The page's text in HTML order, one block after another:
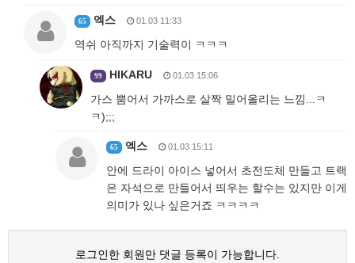
65 엑스 01.03 11:33
역쉬 아직까지 기술력이 ㅋㅋㅋ
99 HIKARU 01.03 15:06
가스 뿜어서 가까스로 살짝 밀어올리는 느낌...ㅋ
ㅋ);;;
65 엑스 01.03 15:11
안에 드라이 아이스 넣어서 초전도체 만들고 트랙
은 자석으로 만들어서 띄우는 할수는 있지만 이게
의미가 있나 싶은거죠 ㅋㅋㅋㅋ
로그인한 회원만 댓글 등록이 가능합니다.